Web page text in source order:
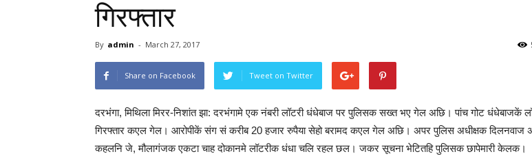
गिरफ्तार
By admin - March 27, 2017
Share on Facebook Tweet on Twitter
दरभंगा, मिथिला मिरर-निशांत झा: दरभंगामे एक नंबरी लॉटरी धंधेबाज पर पुलिसक सख्त भए गेल अछि। पांच गोट धंधेबाजकें
गिरफ्तार कएल गेल। आरोपीकें संग सं करीब 20 हजार रुपैया सेहो बरामद कएल गेल अछि। अपर पुलिस अधीक्षक दिलनवाज
कहलनि जे, मौलागंजक एकटा चाह दोकानमे लॉटरीक धंधा चलि रहल छल। जकर सूचना भेटितहि पुलिसक छापेमारी केलक।